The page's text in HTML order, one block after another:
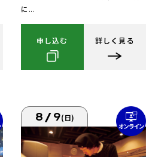
に...
申し込む 詳しく見る
8/9(日)